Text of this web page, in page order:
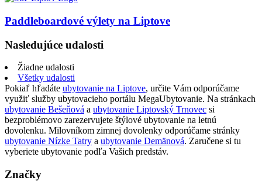
Paddleboardové výlety na Liptove
Nasledujúce udalosti
Žiadne udalosti
Všetky udalosti
Pokiaľ hľadáte ubytovanie na Liptove, určite Vám odporúčame
využiť služby ubytovacieho portálu MegaUbytovanie. Na stránkach
ubytovanie Bešeňová a ubytovanie Liptovský Trnovec si
bezproblémovo zarezervujete štýlové ubytovanie na letnú
dovolenku. Milovníkom zimnej dovolenky odporúčame stránky
ubytovanie Nízke Tatry a ubytovanie Demänová. Zaručene si tu
vyberiete ubytovanie podľa Vašich predstáv.
Značky